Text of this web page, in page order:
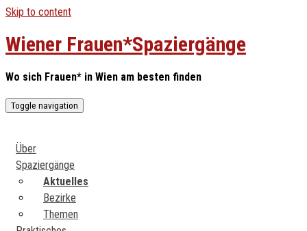
Skip to content
Wiener Frauen*Spaziergänge
Wo sich Frauen* in Wien am besten finden
Toggle navigation
Über
Spaziergänge
Aktuelles
Bezirke
Themen